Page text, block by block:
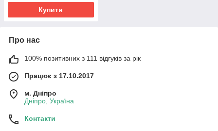
Купити
Про нас
100% позитивних з 111 відгуків за рік
Працює з 17.10.2017
м. Дніпро
Дніпро, Україна
Контакти